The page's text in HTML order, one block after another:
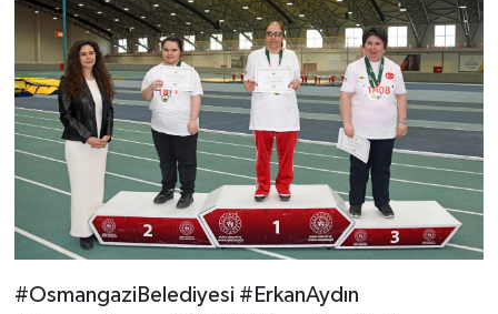
#OsmangaziBelediyesi #ErkanAydın